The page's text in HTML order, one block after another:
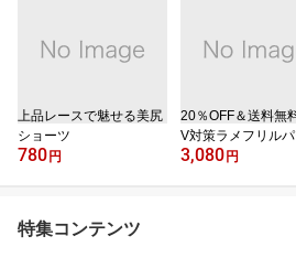
上品レースで魅せる美尻
ショーツ
780 円
20％OFF＆送料無
V対策ラメフリル
ー
3,080 円
特集コンテンツ